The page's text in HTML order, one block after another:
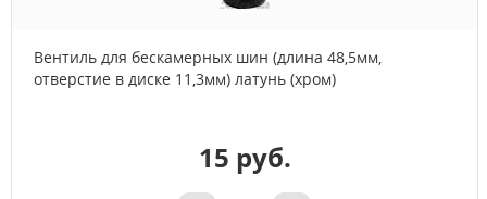
Вентиль для бескамерных шин (длина 48,5мм,
отверстие в диске 11,3мм) латунь (хром)
15 руб.